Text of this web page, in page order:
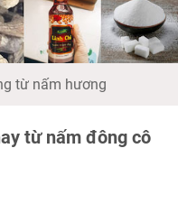
từ nấm hương
từ nấm đông cô